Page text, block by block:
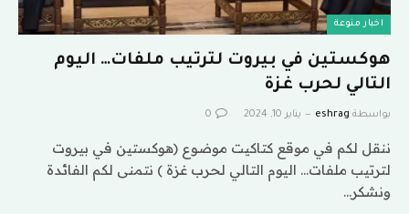
اخبار منوعة
هوكستين في بيروت لترتيب ملفات… اليوم
التالي لحرب غزة
بواسطة eshrag يناير 10, 2024 0
ننقل لكم في موقع كتاكيت موضوع (هوكستين في بيروت
لترتيب ملفات… اليوم التالي لحرب غزة ) نتمنى لكم الفائدة
ونشكر…